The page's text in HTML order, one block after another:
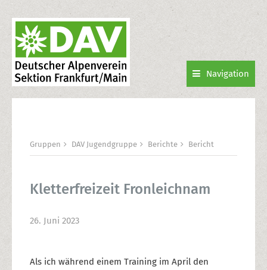
Navigation
Gruppen DAV Jugendgruppe Berichte Bericht
Kletterfreizeit Fronleichnam
26. Juni 2023
Als ich während einem Training im April den